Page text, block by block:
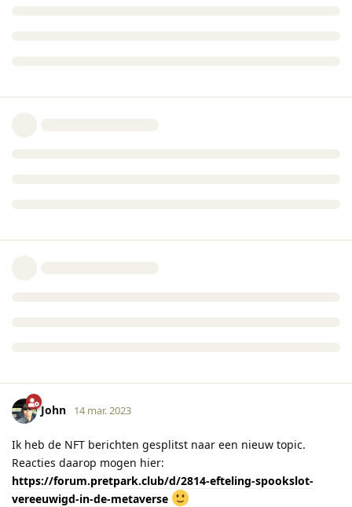
John 14 mar. 2023
Ik heb de NFT berichten gesplitst naar een nieuw topic.
Reacties daarop mogen hier:
https://forum.pretpark.club/d/2814-efteling-spookslot-
vereeuwigd-in-de-metaverse